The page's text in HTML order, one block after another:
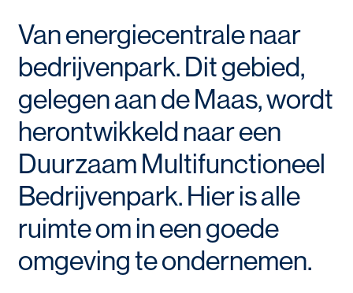
Van energiecentrale naar
bedrijvenpark. Dit gebied,
gelegen aan de Maas, wordt
herontwikkeld naar een
Duurzaam Multifunctioneel
Bedrijvenpark. Hier is alle
ruimte om in een goede
omgeving te ondernemen.